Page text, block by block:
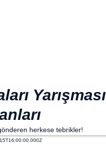
Yarışması
herkese tebrikler!